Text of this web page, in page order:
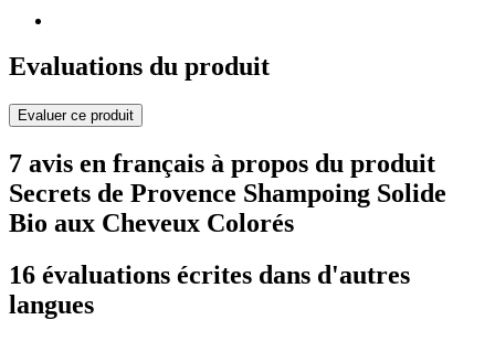
Evaluations du produit
Evaluer ce produit
7 avis en français à propos du produit
Secrets de Provence Shampoing Solide
Bio aux Cheveux Colorés
16 évaluations écrites dans d'autres
langues